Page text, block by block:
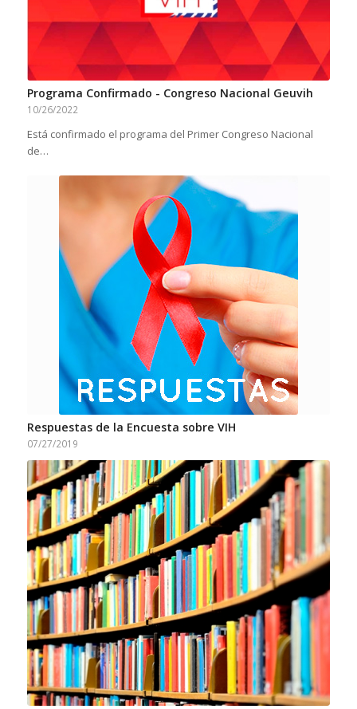
Programa Confirmado - Congreso Nacional Geuvih
10/26/2022
Está confirmado el programa del Primer Congreso Nacional
de…
Respuestas de la Encuesta sobre VIH
07/27/2019